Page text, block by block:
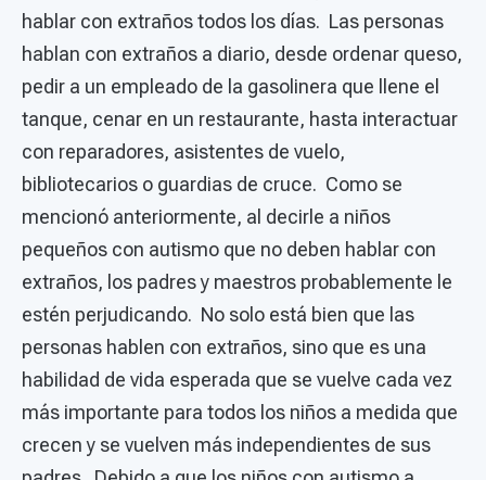
hablar con extraños todos los días. Las personas
hablan con extraños a diario, desde ordenar queso,
pedir a un empleado de la gasolinera que llene el
tanque, cenar en un restaurante, hasta interactuar
con reparadores, asistentes de vuelo,
bibliotecarios o guardias de cruce. Como se
mencionó anteriormente, al decirle a niños
pequeños con autismo que no deben hablar con
extraños, los padres y maestros probablemente le
estén perjudicando. No solo está bien que las
personas hablen con extraños, sino que es una
habilidad de vida esperada que se vuelve cada vez
más importante para todos los niños a medida que
crecen y se vuelven más independientes de sus